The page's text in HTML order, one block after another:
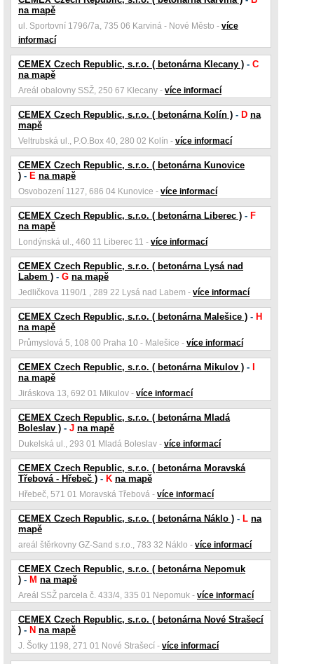
na mapě
ul. Sportovní 1796/7a, 735 06 Karviná - Nové Město - více
informací
CEMEX Czech Republic, s.r.o. ( betonárna Klecany ) - C
na mapě
Areál obalovny SSŽ, 250 67 Klecany - více informací
CEMEX Czech Republic, s.r.o. ( betonárna Kolín ) - D na
mapě
Veltrubská ul., P.O.Box 40, 280 02 Kolín - více informací
CEMEX Czech Republic, s.r.o. ( betonárna Kunovice
) - E na mapě
Osvobození 1127, 686 04 Kunovice - více informací
CEMEX Czech Republic, s.r.o. ( betonárna Liberec ) - F
na mapě
Londýnská ul., 460 11 Liberec 11 - více informací
CEMEX Czech Republic, s.r.o. ( betonárna Lysá nad
Labem ) - G na mapě
Jedličkova 1190/1 , 289 22 Lysá nad Labem - více informací
CEMEX Czech Republic, s.r.o. ( betonárna Malešice ) - H
na mapě
Průmyslová 5, 108 00 Praha 10 - Malešice - více informací
CEMEX Czech Republic, s.r.o. ( betonárna Mikulov ) -
na mapě
Jiráskova 13, 692 01 Mikulov - více informací
CEMEX Czech Republic, s.r.o. ( betonárna Mladá
Boleslav ) - J na mapě
Dukelská ul., 293 01 Mladá Boleslav - více informací
CEMEX Czech Republic, s.r.o. ( betonárna Moravská
Třebová - Hřebeč ) - K na mapě
Hřebeč, 571 01 Moravská Třebová - více informací
CEMEX Czech Republic, s.r.o. ( betonárna Náklo ) - L na
mapě
areál štěrkovny GZ-Sand s.r.o., 783 32 Náklo - více informací
CEMEX Czech Republic, s.r.o. ( betonárna Nepomuk
) - M na mapě
Areál SSŽ parcela č. 433/4, 335 01 Nepomuk - více informací
CEMEX Czech Republic, s.r.o. ( betonárna Nové Strašecí
) - N na mapě
J. Šotky 1198, 271 01 Nové Strašecí - více informací